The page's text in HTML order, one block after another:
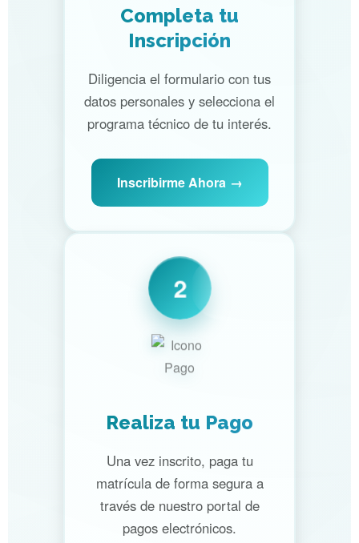
Completa tu
Inscripción
Diligencia el formulario con tus
datos personales y selecciona el
programa técnico de tu interés.
Inscribirme Ahora
2
Realiza tu Pago
Una vez inscrito, paga tu
matrícula de forma segura a
través de nuestro portal de
pagos electrónicos.